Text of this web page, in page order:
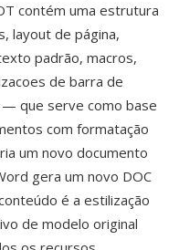
contém uma estrutura
layout de página,
padrão, macros,
de barra de
que serve como base
com formatação
um novo documento
gera um novo DOC
é a estilização
de modelo original